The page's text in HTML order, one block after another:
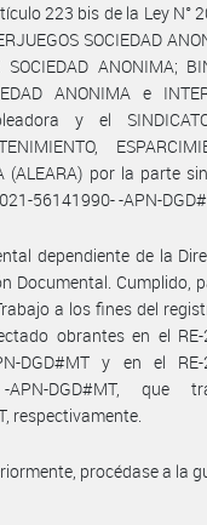
223 bis de la Ley N°
SOCIEDAD
ANONIMA;
ANONIMA e
y el
(ALEARA) por la parte
56141990- -APN-
dependiente de la
Documental. Cumplido,
a los fines del
obrantes en el RE-
DGD#MT y en el RE-
APN-DGD#MT, que
respectivamente.
procédase a la